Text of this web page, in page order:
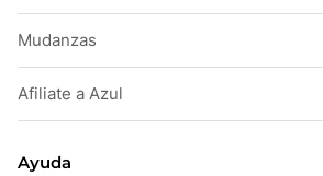
Mudanzas
Afiliate a Azul
Ayuda